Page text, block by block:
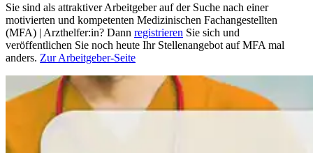
Sie sind als attraktiver Arbeitgeber auf der Suche nach einer
motivierten und kompetenten Medizinischen Fachangestellten
(MFA) | Arzthelfer:in? Dann registrieren Sie sich und
veröffentlichen Sie noch heute Ihr Stellenangebot auf MFA mal
anders. Zur Arbeitgeber-Seite